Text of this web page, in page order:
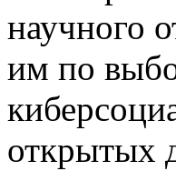
научного
им по
открытых